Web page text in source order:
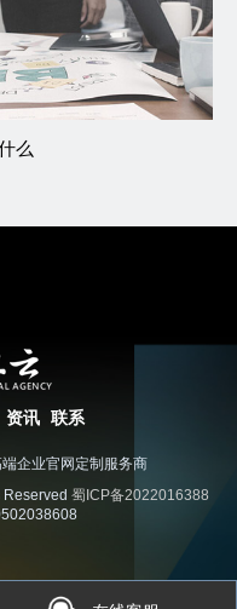
么
资讯 联系
企业官网定制服务商
蜀ICP备2022016388